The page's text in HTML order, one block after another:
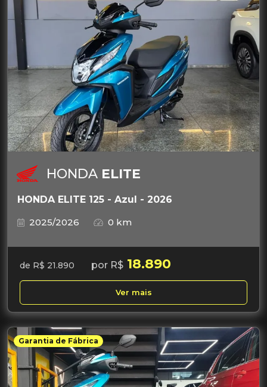
HONDA ELITE
HONDA ELITE 125 - Azul - 2026
2025/2026
0 km
de R$ 21.890 por R$ 18.890
Ver mais
Garantia de Fábrica